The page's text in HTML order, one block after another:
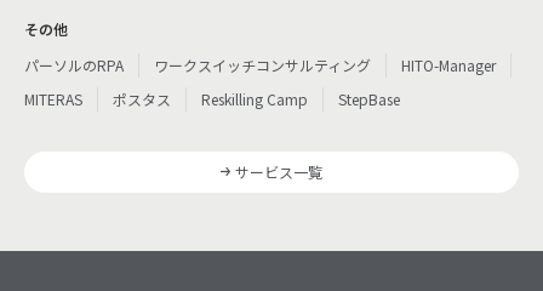
その他
パーソルのRPA
ワークスイッチコンサルティング
HITO-Manager
MITERAS
ポスタス Reskilling Camp StepBase
サービス一覧